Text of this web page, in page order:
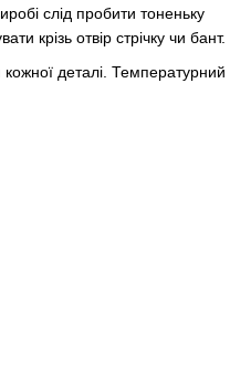
слід пробити тоненьку
крізь отвір стрічку чи бант.
деталі. Температурний